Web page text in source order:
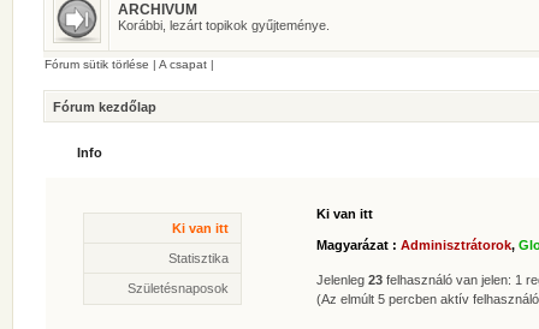
ARCHIVUM
Korábbi, lezárt topikok gyűjteménye.
Fórum sütik törlése | A csapat |
Fórum kezdőlap
Info
Ki van itt
Ki van itt
Magyarázat : Adminisztrátorok,
Jelenleg 23 felhasználó van jelen: 1
(Az elmúlt 5 percben aktív
Statisztika
Statisztika
* Hozzászólások száma:
62625
* Témák száma:
* Felhasználók száma: 606
* Legújabb regisztrált tagunk:Zolee
Születésnaposok